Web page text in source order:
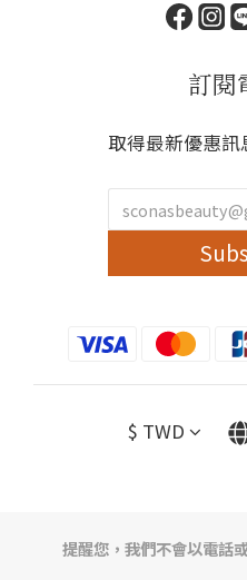
訂閱
取得最新優惠
$ TWD
提醒您，我們不會以電話